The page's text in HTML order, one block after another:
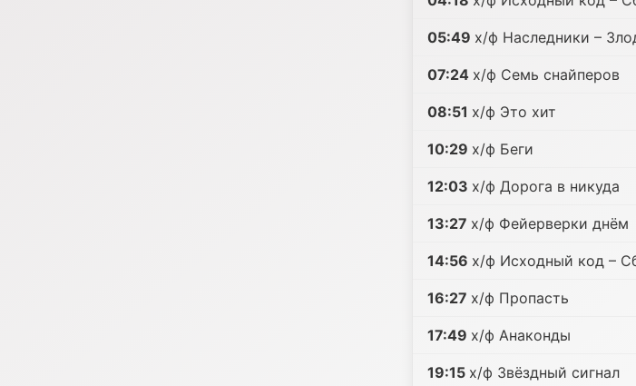
05:49 х/ф Наследники –
07:24 х/ф Семь снайперов
08:51 х/ф Это хит
10:29 х/ф Беги
12:03 х/ф Дорога в никуда
13:27 х/ф Фейерверки днём
14:56 х/ф Исходный код –
16:27 х/ф Пропасть
17:49 х/ф Анаконды
19:15 х/ф Звёздный сигнал